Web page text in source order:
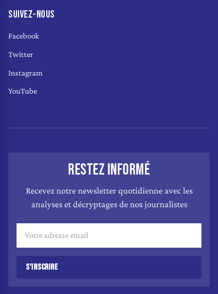
SUIVEZ-NOUS
Facebook
Twitter
Instagram
YouTube
RESTEZ INFORMÉ
Recevez notre newsletter quotidienne avec les
analyses et décryptages de nos journalistes
S'INSCRIRE